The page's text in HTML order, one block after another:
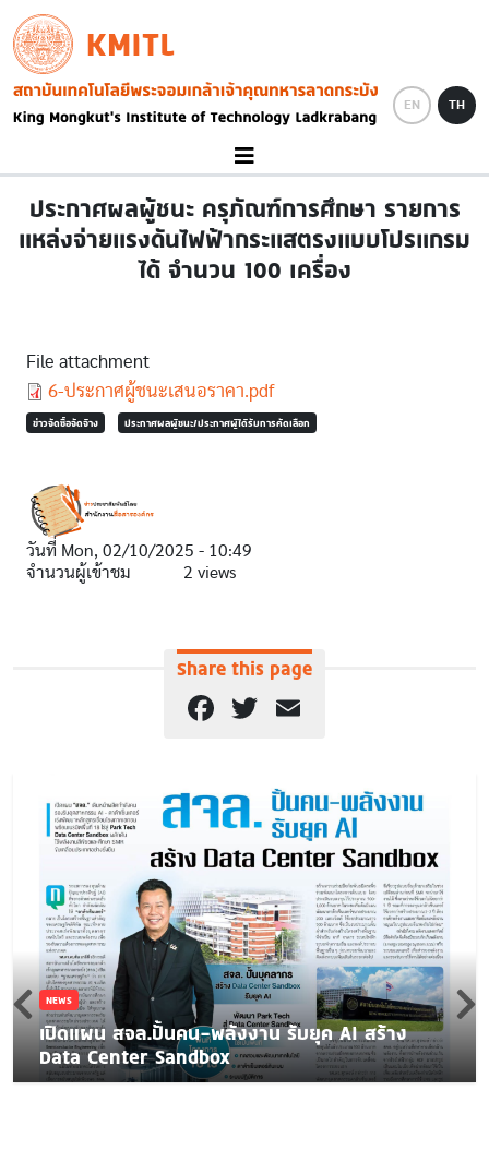
Skip to main content
KMITL
Image
EN TH
ประกาศผลผู้ชนะ ครุภัณฑ์การศึกษา รายการ
แหล่งจ่ายแรงดันไฟฟ้ากระแสตรงแบบโปรแกรม
ได้ จำนวน 100 เครื่อง
File attachment
Document
6-ประกาศผู้ชนะเสนอราคา.pdf
ข่าวจัดซื้อจัดจ้าง ประกาศผลผู้ชนะ/ประกาศผู้ได้รับการคัดเลือก
วันที่ Mon, 02/10/2025 - 10:49
จำนวนผู้เข้าชม
2 views
Share this page
Facebook
Twitter
NEWS
เปิดแผน สจล.ปั้นคน-พลังงาน รับยุค AI สร้าง
Data Center Sandbox